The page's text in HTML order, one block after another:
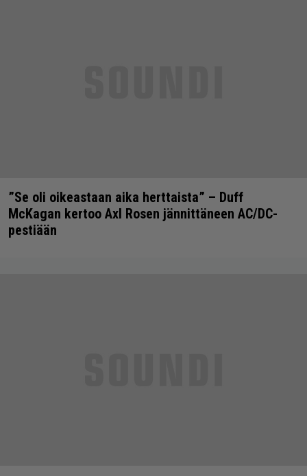
”Se oli oikeastaan aika herttaista” – Duff
McKagan kertoo Axl Rosen jännittäneen AC/DC-
pestiään